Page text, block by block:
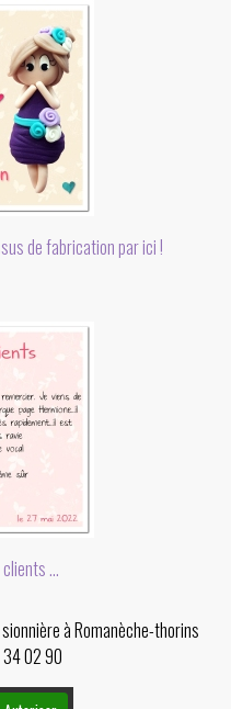
de fabrication par ici !
...
à Romanèche-thorins
02 90